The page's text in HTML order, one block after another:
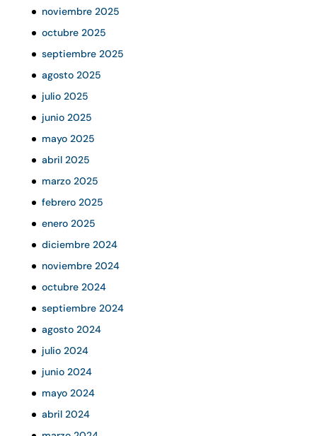
noviembre 2025
octubre 2025
septiembre 2025
agosto 2025
julio 2025
junio 2025
mayo 2025
abril 2025
marzo 2025
febrero 2025
enero 2025
diciembre 2024
noviembre 2024
octubre 2024
septiembre 2024
agosto 2024
julio 2024
junio 2024
mayo 2024
abril 2024